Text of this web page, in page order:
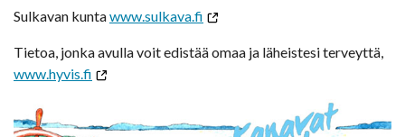
Sulkavan kuntawww.sulkava.fi
Tietoa, jonka avulla voit edistää omaa ja läheistesi terveyttä,
www.hyvis.fi